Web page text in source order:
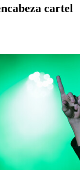
cartel